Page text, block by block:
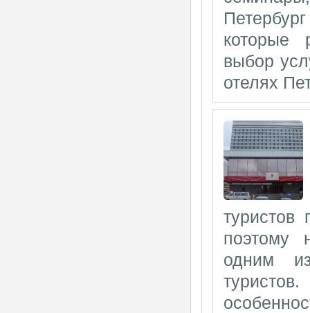
которые
выбор
отелях
туристов
поэтому
одним